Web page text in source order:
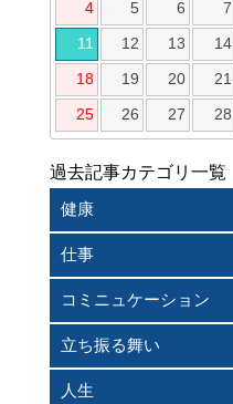
4 5 6 7
11 12 13 14
18 19 20 21
25 26 27 28
過去記事カテゴリ一覧
健康
仕事
コミニュケーション
立ち振る舞い
人生